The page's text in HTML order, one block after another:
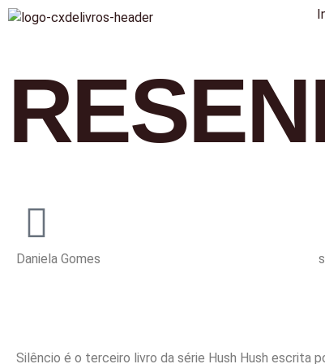
Daniela Gomes
Silêncio é o terceiro livro da série Hush Hush escrita